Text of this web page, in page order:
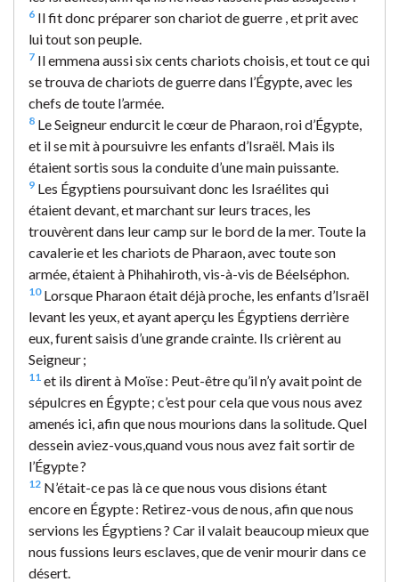
6 Il fit donc préparer son chariot de guerre , et prit avec
lui tout son peuple.
7 Il emmena aussi six cents chariots choisis, et tout ce qui
se trouva de chariots de guerre dans l’Égypte, avec les
chefs de toute l’armée.
8 Le Seigneur endurcit le cœur de Pharaon, roi d’Égypte,
et il se mit à poursuivre les enfants d’Israël. Mais ils
étaient sortis sous la conduite d’une main puissante.
9 Les Égyptiens poursuivant donc les Israélites qui
étaient devant, et marchant sur leurs traces, les
trouvèrent dans leur camp sur le bord de la mer. Toute la
cavalerie et les chariots de Pharaon, avec toute son
armée, étaient à Phihahiroth, vis-à-vis de Béelséphon.
10Lorsque Pharaon était déjà proche, les enfants d’Israël
levant les yeux, et ayant aperçu les Égyptiens derrière
eux, furent saisis d’une grande crainte. Ils crièrent au
Seigneur ;
11 et ils dirent à Moïse : Peut-être qu’il n’y avait point de
sépulcres en Égypte ; c’est pour cela que vous nous avez
amenés ici, afin que nous mourions dans la solitude. Quel
dessein aviez-vous,quand vous nous avez fait sortir de
l’Égypte ?
12 N’était-ce pas là ce que nous vous disions étant
encore en Égypte : Retirez-vous de nous, afin que nous
servions les Égyptiens ? Car il valait beaucoup mieux que
nous fussions leurs esclaves, que de venir mourir dans ce
désert.